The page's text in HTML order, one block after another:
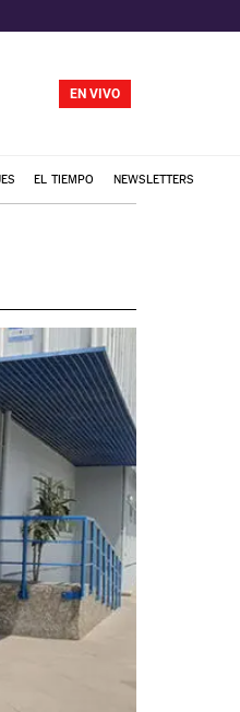
EN VIVO
EL TIEMPO NEWSLETTERS